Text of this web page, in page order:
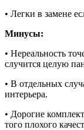
• Легки в замене
Минусы:
• Нереальность
случится целую
• В отдельных
интерьера.
• Дорогие
того плохого